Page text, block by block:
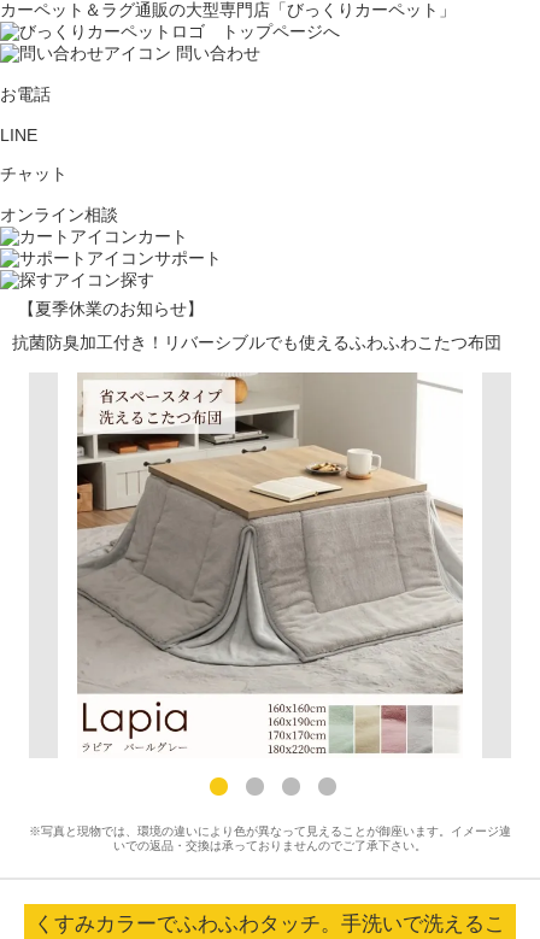
カーペット＆ラグ通販の大型専門店「びっくりカーペット」
問い合わせ
お電話
LINE
チャット
オンライン相談
カート
サポート
探す
【夏季休業のお知らせ】
抗菌防臭加工付き！リバーシブルでも使えるふわふわこたつ布団
※写真と現物では、環境の違いにより色が異なって見えることが御座います。イメージ違
いでの返品・交換は承っておりませんのでご了承下さい。
くすみカラーでふわふわタッチ。手洗いで洗えるこ